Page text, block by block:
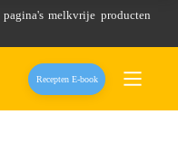
melkvrije producten
Recepten E-book